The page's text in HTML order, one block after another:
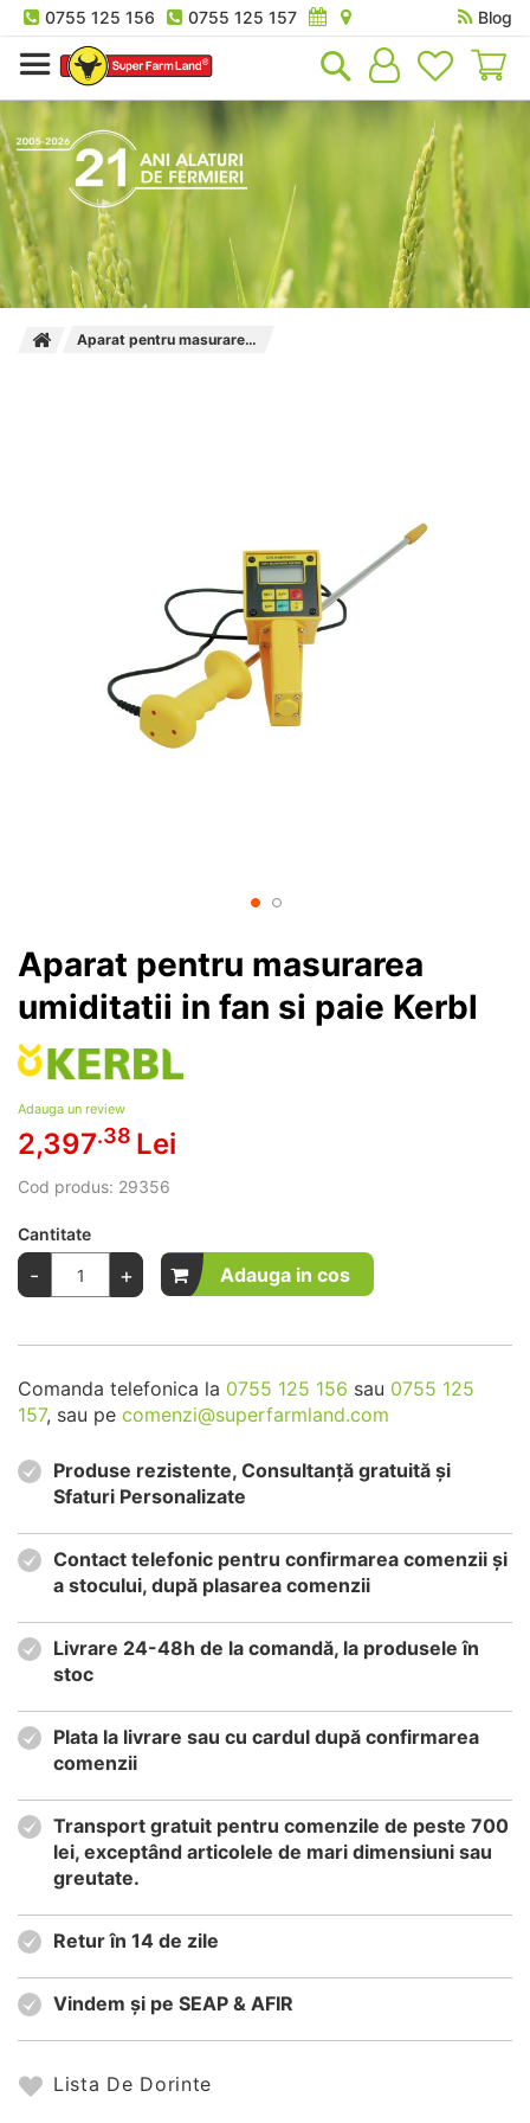
0755 125 156 0755 125 157
Blog
Aparat pentru masurarea umiditatii in fan si paie Kerbl
Aparat pentru masurarea
umiditatii in fan si paie Kerbl
Adauga un review
2,397.38 Lei
Cod produs: 29356
Cantitate
- + Adauga in cos
Comanda telefonica la 0755 125 156 sau 0755 125
157, sau pe comenzi@superfarmland.com
Produse rezistente, Consultanță gratuită și
Sfaturi Personalizate
Contact telefonic pentru confirmarea comenzii și
a stocului, după plasarea comenzii
Livrare 24-48h de la comandă, la produsele în
stoc
Plata la livrare sau cu cardul după confirmarea
comenzii
Transport gratuit pentru comenzile de peste 700
lei, exceptând articolele de mari dimensiuni sau
greutate.
Retur în 14 de zile
Vindem și pe SEAP & AFIR
Lista De Dorinte